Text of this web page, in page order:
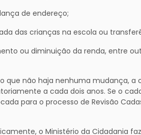
de endereço;
das crianças na escola ou
ou diminuição da renda, entre
que não haja nenhuma mudança,
a cada dois anos. Se o
para o processo de Revisão
o Ministério da Cidadania